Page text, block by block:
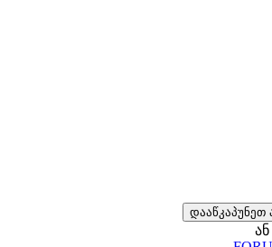
დააწკაპუნეთ
ან